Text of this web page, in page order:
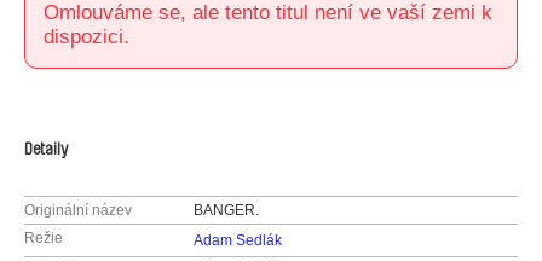
Omlouváme se, ale tento titul není ve vaší zemi k
dispozici.
Detaily
Originální název
BANGER.
Režie
Adam Sedlák